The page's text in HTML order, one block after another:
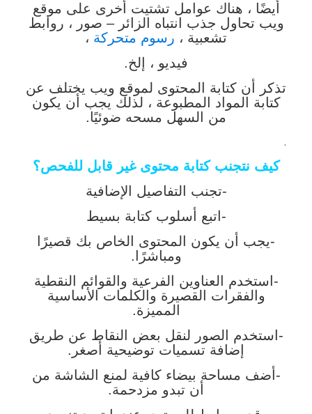
أيضًا ، هناك عوامل تشتيت أخرى على موقع
ويب تحاول جذب انتباه الزائر – صور ، روابط
تشعبية ، رسوم متحركة ،
فيديو ، إلخ.
تذكر أن كتابة المحتوى لموقع ويب يختلف عن
كتابة المواد المطبوعة ، لذلك يجب أن يكون
من السهل مسحه ضوئيًا.
.
كيف نتجنب كتابة محتوى غير قابل للفحص؟
-تجنب التفاصيل الإضافية
-اتبع أسلوب كتابة بسيط
-يجب أن يكون المحتوى الخاص بك قصيرًا
ومباشرًا.
-استخدم العناوين الفرعية والقوائم النقطية
والفقرات القصيرة والكلمات الأساسية
المميزة.
-استخدم الصور لنقل بعض النقاط عن طريق
إضافة تسميات توضيحية أصغر.
-أضف مساحة بيضاء كافية لمنع الشاشة من
أن تبدو مزدحمة.